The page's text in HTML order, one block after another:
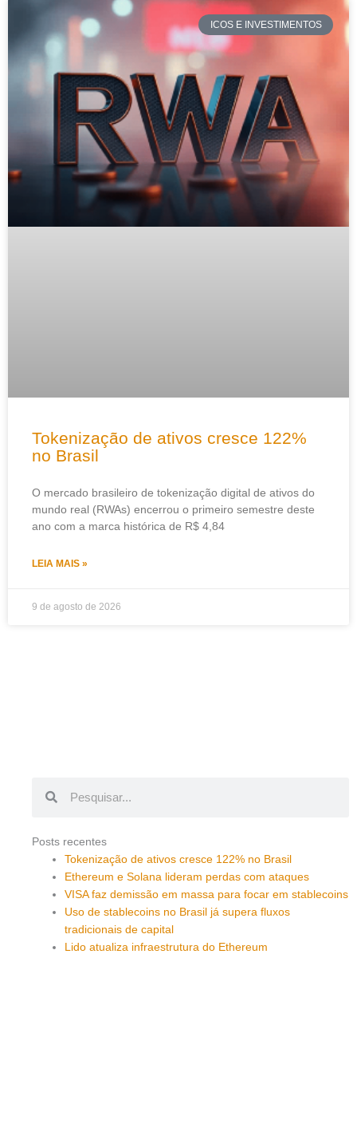
ICOS E INVESTIMENTOS
Tokenização de ativos cresce 122%
no Brasil
O mercado brasileiro de tokenização digital de ativos do
mundo real (RWAs) encerrou o primeiro semestre deste
ano com a marca histórica de R$ 4,84
LEIA MAIS »
9 de agosto de 2026
Posts recentes
Tokenização de ativos cresce 122% no Brasil
Ethereum e Solana lideram perdas com ataques
VISA faz demissão em massa para focar em stablecoins
Uso de stablecoins no Brasil já supera fluxos
tradicionais de capital
Lido atualiza infraestrutura do Ethereum